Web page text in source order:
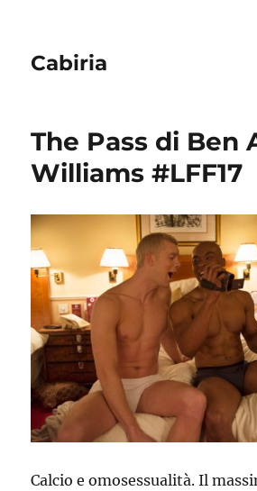
Cabiria
The Pass di Ben
Williams #LFF17
Calcio e omosessualità. Il